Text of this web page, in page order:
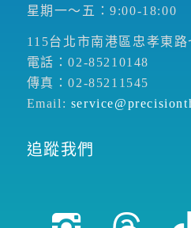
星期一～五：9:00-18:00
115台北市南港區忠孝東
電話：02-85210148
傳真：02-85211545
Email:
追蹤我們